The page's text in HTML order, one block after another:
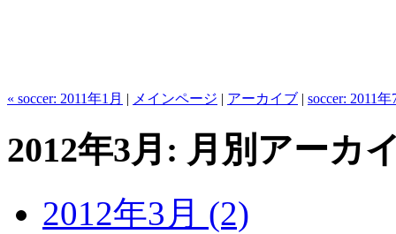
« soccer: 2011年1月 | メインページ | アーカイブ | soccer: 2011年
2012年3月: 月別アーカ
2012年3月 (2)